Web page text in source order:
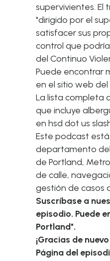
supervivientes. El
"dirigido por el
satisfacer sus
control que
del Continuo
Puede encontrar
en el sitio web
La lista completa
que incluye
en hsd dot us
Este podcast
departamento
de Portland,
de calle,
gestión de casos
Suscríbase a
episodio. Puede
Portland".
¡Gracias de
Página del